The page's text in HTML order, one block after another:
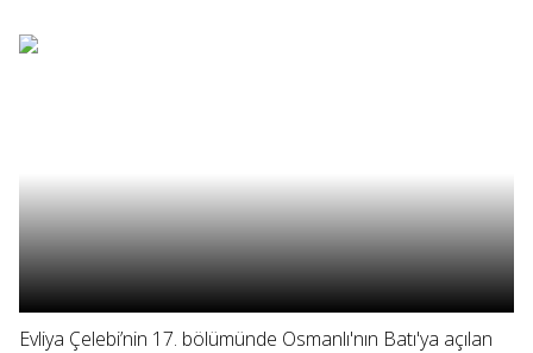
Evliya Çelebi’nin 17. bölümünde Osmanlı'nın Batı'ya açılan